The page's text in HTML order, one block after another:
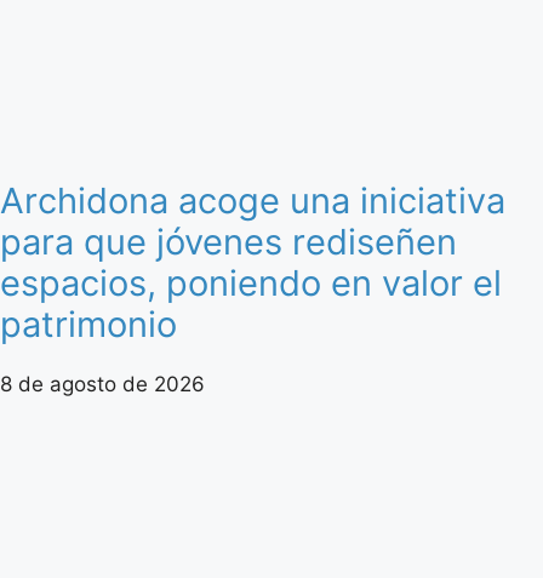
Archidona acoge una iniciativa
para que jóvenes rediseñen
espacios, poniendo en valor el
patrimonio
8 de agosto de 2026